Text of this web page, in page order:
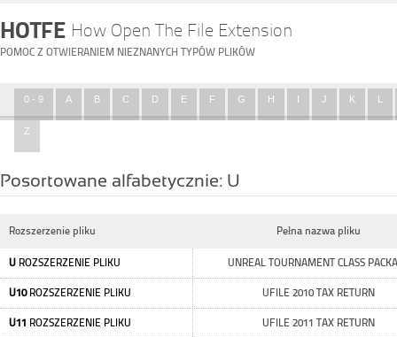
HOTFE How Open The File Extension
POMOC Z OTWIERANIEM NIEZNANYCH TYPÓW PLIKÓW
0 - 9 A B C D E F G H I J K L
Z
Posortowane alfabetycznie: U
Rozszerzenie pliku Pełna nazwa pliku
U ROZSZERZENIE PLIKU UNREAL TOURNAMENT CLASS
U10ROZSZERZENIE PLIKU UFILE 2010 TAX RETURN
U11 ROZSZERZENIE PLIKU UFILE 2011 TAX RETURN